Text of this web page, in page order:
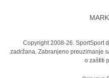
Copyright 2008-26. SportSport
zadržana. Zabranjeno preuzimanje
o zaštiti